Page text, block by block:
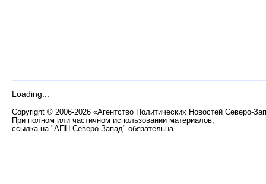
Loading...
Copyright © 2006-2026 «Агентство Политических Новостей Северо-
При полном или частичном использовании материалов,
ссылка на "АПН Северо-Запад" обязательна